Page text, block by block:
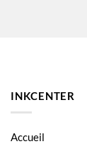
HP Color
HP Color
INKCENTER
Accueil